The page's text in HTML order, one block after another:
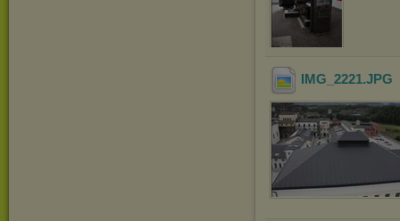
IMG_2221.JPG